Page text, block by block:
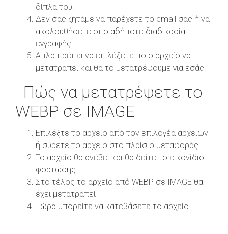
δίπλα του.
Δεν σας ζητάμε να παρέχετε το email σας ή να
ακολουθήσετε οποιαδήποτε διαδικασία
εγγραφής.
Απλά πρέπει να επιλέξετε ποιο αρχείο να
μετατραπεί και θα το μετατρέψουμε για εσάς.
Πώς να μετατρέψετε το
WEBP σε IMAGE
Επιλέξτε το αρχείο από τον επιλογέα αρχείων
ή σύρετε το αρχείο στο πλαίσιο μεταφοράς
Το αρχείο θα ανέβει και θα δείτε το εικονίδιο
φόρτωσης
Στο τέλος το αρχείο από WEBP σε IMAGE θα
έχει μετατραπεί
Τώρα μπορείτε να κατεβάσετε το αρχείο